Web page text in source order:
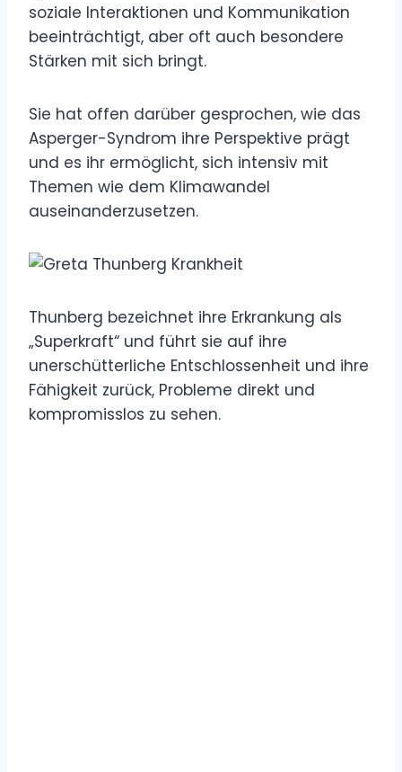
soziale Interaktionen und Kommunikation
beeinträchtigt, aber oft auch besondere
Stärken mit sich bringt.
Sie hat offen darüber gesprochen, wie das
Asperger-Syndrom ihre Perspektive prägt
und es ihr ermöglicht, sich intensiv mit
Themen wie dem Klimawandel
auseinanderzusetzen.
Thunberg bezeichnet ihre Erkrankung als
„Superkraft“ und führt sie auf ihre
unerschütterliche Entschlossenheit und ihre
Fähigkeit zurück, Probleme direkt und
kompromisslos zu sehen.